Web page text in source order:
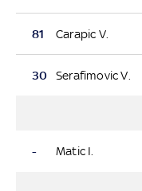
81 Carapic V.
30 Serafimovic V.
- Matic I.